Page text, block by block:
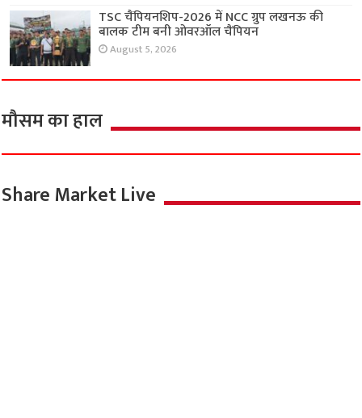
TSC चैंपियनशिप-2026 में NCC ग्रुप लखनऊ की
बालक टीम बनी ओवरऑल चैंपियन
August 5, 2026
मौसम का हाल
Share Market Live